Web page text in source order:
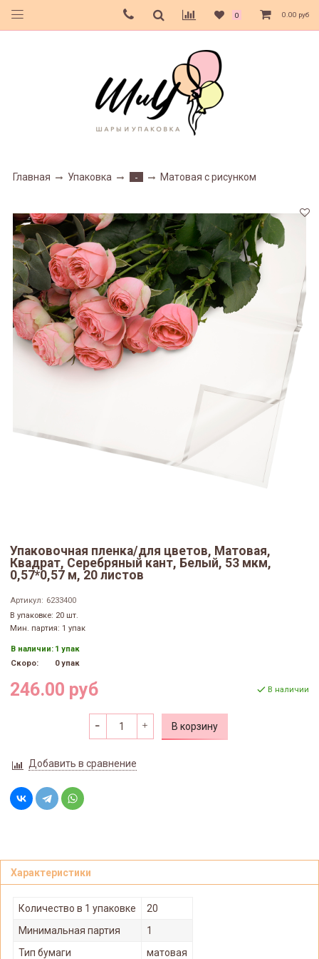
0 0.00 руб
Главная Упаковка - Матовая с рисунком
Упаковочная пленка/для цветов, Матовая,
Квадрат, Серебряный кант, Белый, 53 мкм,
0,57*0,57 м, 20 листов
Артикул: 6233400
В упаковке: 20 шт.
Мин. партия: 1 упак
В наличии: 1 упак
Скоро:
0 упак
246.00 руб В наличии
В корзину
Добавить в сравнение
Характеристики
Количество в 1 упаковке
20
Минимальная партия
1
Тип бумаги
матовая